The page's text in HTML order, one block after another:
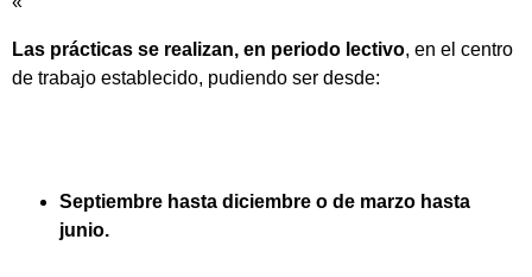
Las prácticas se realizan, en periodo lectivo, en el centro
de trabajo establecido, pudiendo ser desde:
Septiembre hasta diciembre o de marzo hasta
junio.